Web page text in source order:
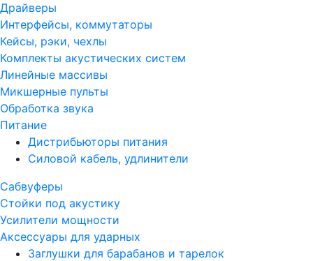
Драйверы
Интерфейсы, коммутаторы
Кейсы, рэки, чехлы
Комплекты акустических систем
Линейные массивы
Микшерные пульты
Обработка звука
Питание
Дистрибьюторы питания
Силовой кабель, удлинители
Сабвуферы
Стойки под акустику
Усилители мощности
Аксессуары для ударных
Заглушки для барабанов и тарелок